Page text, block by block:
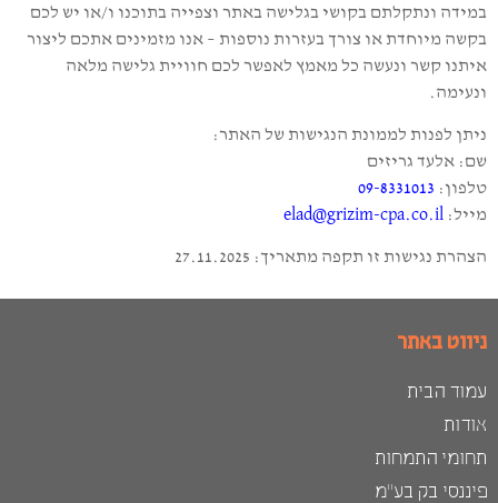
במידה ונתקלתם בקושי בגלישה באתר וצפייה בתוכנו ו/או יש לכם
בקשה מיוחדת או צורך בעזרות נוספות – אנו מזמינים אתכם ליצור
איתנו קשר ונעשה כל מאמץ לאפשר לכם חוויית גלישה מלאה
ונעימה.
ניתן לפנות לממונת הנגישות של האתר:
שם: אלעד גריזים
טלפון: 09-8331013
מייל: elad@grizim-cpa.co.il
הצהרת נגישות זו תקפה מתאריך: 27.11.2025
ניווט באתר
עמוד הבית
אודות
תחומי התמחות
פיננסי בק בע"מ